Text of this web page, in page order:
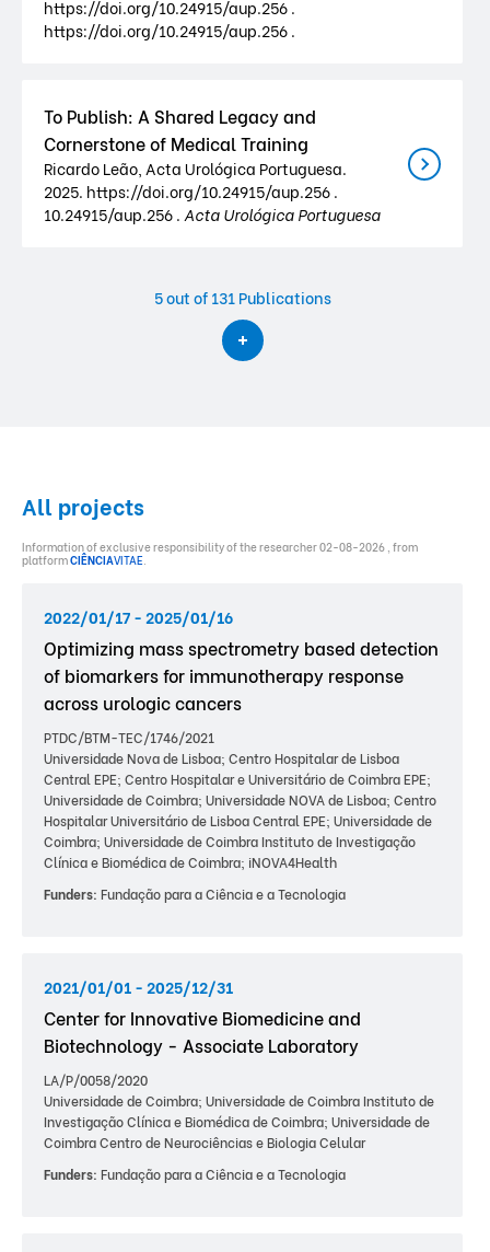
https://doi.org/10.24915/aup.256 .
https://doi.org/10.24915/aup.256 .
To Publish: A Shared Legacy and
Cornerstone of Medical Training
Ricardo Leão, Acta Urológica Portuguesa.
2025. https://doi.org/10.24915/aup.256 .
10.24915/aup.256 . Acta Urológica Portuguesa
5out of 131 Publications
All projects
Information of exclusive responsibility of the researcher 02-08-2026 , from
platformCIÊNCIAVITAE.
2022/01/17 - 2025/01/16
Optimizing mass spectrometry based detection
of biomarkers for immunotherapy response
across urologic cancers
PTDC/BTM-TEC/1746/2021
Universidade Nova de Lisboa; Centro Hospitalar de Lisboa
Central EPE; Centro Hospitalar e Universitário de Coimbra EPE;
Universidade de Coimbra; Universidade NOVA de Lisboa; Centro
Hospitalar Universitário de Lisboa Central EPE; Universidade de
Coimbra; Universidade de Coimbra Instituto de Investigação
Clínica e Biomédica de Coimbra; iNOVA4Health
Funders: Fundação para a Ciência e a Tecnologia
2021/01/01 - 2025/12/31
Center for Innovative Biomedicine and
Biotechnology - Associate Laboratory
LA/P/0058/2020
Universidade de Coimbra; Universidade de Coimbra Instituto de
Investigação Clínica e Biomédica de Coimbra; Universidade de
Coimbra Centro de Neurociências e Biologia Celular
Funders: Fundação para a Ciência e a Tecnologia